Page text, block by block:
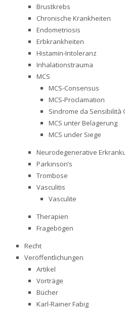
Brustkrebs
Chronische Krankheiten
Endometriosis
Erbkrankheiten
Histamin-Intoleranz
Inhalationstrauma
MCS
MCS-Consensus
MCS-Proclamation
Sindrome da Sensibilità
MCS unter Belagerung
MCS under Siege
Neurodegenerative
Parkinson’s
Trombose
Vasculitis
Vasculite
Therapien
Fragebögen
Recht
Veröffentlichungen
Artikel
Vorträge
Bücher
Karl-Rainer Fabig